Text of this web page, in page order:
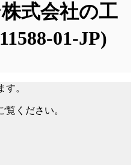
式会社の工
01-JP)
。
ください。